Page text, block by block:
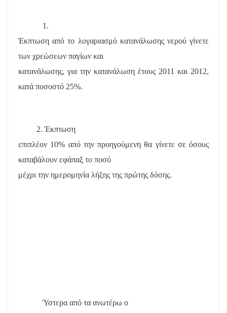
1.
Έκπτωση από το λογαριασμό κατανάλωσης νερού γίνετε
των χρεώσεων παγίων και
κατανάλωσης, για την κατανάλωση έτους 2011 και 2012,
κατά ποσοστό 25%.
2. Έκπτωση
επιπλέον 10% από την προηγούμενη θα γίνετε σε όσους
καταβάλουν εφάπαξ το ποσό
μέχρι την ημερομηνία λήξης της πρώτης δόσης.
Ύστερα από τα ανωτέρω ο